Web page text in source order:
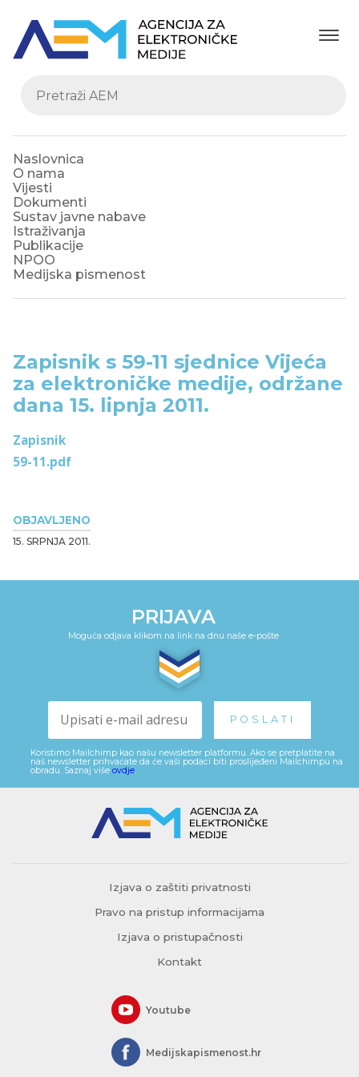
Naslovnica
O nama
Vijesti
Dokumenti
Sustav javne nabave
Istraživanja
Publikacije
NPOO
Medijska pismenost
OBJAVLJENO
15. SRPNJA 2011.
Zapisnik s 59-11 sjednice Vijeća
za elektroničke medije, održane
dana 15. lipnja 2011.
Zapisnik
59-11.pdf
PRIJAVA
Moguća odjava klikom na link na dnu naše e-pošte
Koristimo Mailchimp kao našu newsletter platformu. Ako se pretplatite na
naš newsletter prihvaćate da će vaši podaci biti proslijeđeni Mailchimpu na
obradu. Saznaj više ovdje
Izjava o zaštiti privatnosti
Pravo na pristup informacijama
Izjava o pristupačnosti
Kontakt
Youtube
Medijskapismenost.hr